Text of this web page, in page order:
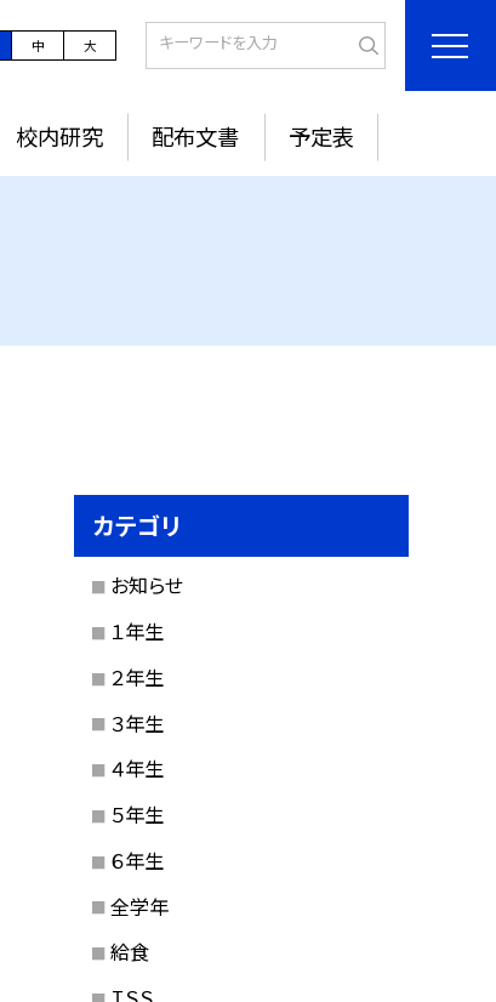
中 大
校内研究 配布文書 予定表
カテゴリ
お知らせ
１年生
２年生
３年生
４年生
５年生
６年生
全学年
給食